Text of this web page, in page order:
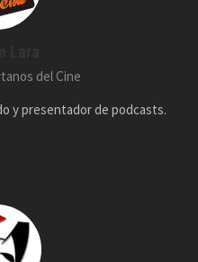
del Cine
y presentador de podcasts.